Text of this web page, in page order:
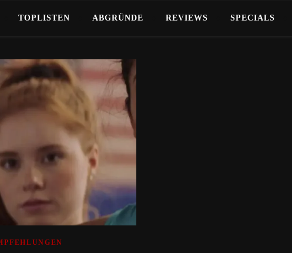
TOPLISTEN ABGRÜNDE REVIEWS SPECIALS